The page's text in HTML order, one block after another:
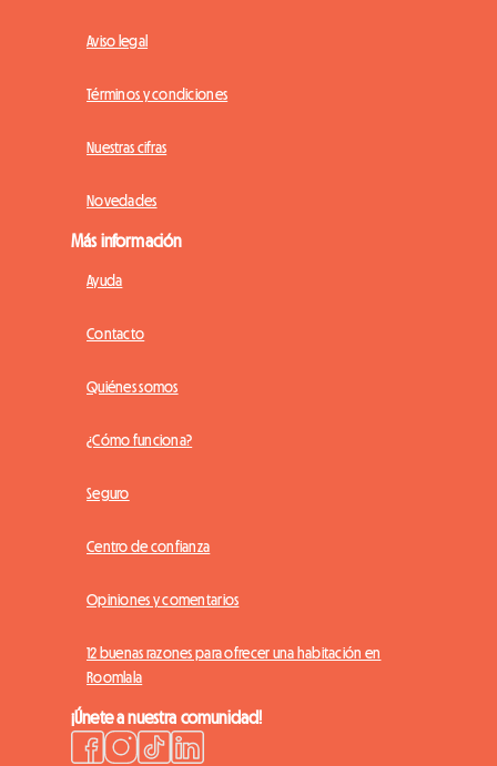
Aviso legal
Términos y condiciones
Nuestras cifras
Novedades
Más información
Ayuda
Contacto
Quiénes somos
¿Cómo funciona?
Seguro
Centro de confianza
Opiniones y comentarios
12 buenas razones para ofrecer una habitación en
Roomlala
¡Únete a nuestra comunidad!